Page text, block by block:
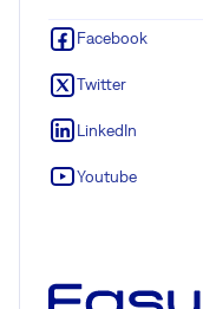
Facebook
Twitter
LinkedIn
Youtube